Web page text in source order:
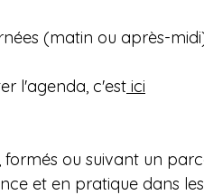
(matin ou après-
l'agenda, c'est ici
ou suivant un
et en pratique dans